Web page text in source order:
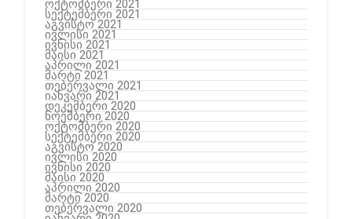
ოქტომბერი 2021
სექტემბერი 2021
აგვისტო 2021
ივლისი 2021
ივნისი 2021
მაისი 2021
აპრილი 2021
მარტი 2021
თებერვალი 2021
იანვარი 2021
დეკემბერი 2020
ნოემბერი 2020
ოქტომბერი 2020
სექტემბერი 2020
აგვისტო 2020
ივლისი 2020
ივნისი 2020
მაისი 2020
აპრილი 2020
მარტი 2020
თებერვალი 2020